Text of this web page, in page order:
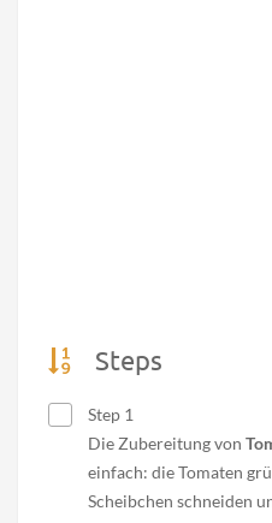
Steps
Step 1
Die Zubereitung von
einfach: die Tomaten
Scheibchen schneiden